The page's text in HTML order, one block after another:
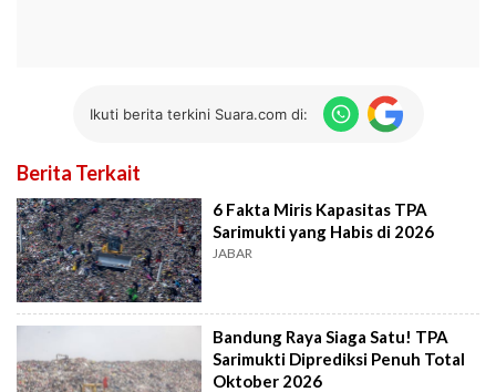
Ikuti berita terkini Suara.com di:
Berita Terkait
6 Fakta Miris Kapasitas TPA
Sarimukti yang Habis di 2026
JABAR
Bandung Raya Siaga Satu! TPA
Sarimukti Diprediksi Penuh Total
Oktober 2026